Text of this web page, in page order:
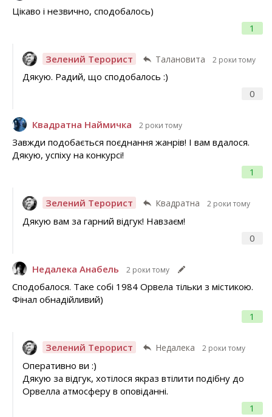
1
Цікаво і незвично, сподобалось)
Зелений Терорист Талановита 2 роки тому
0
Дякую. Радий, що сподобалось :)
Квадратна Наймичка 2 роки тому
1
Завжди подобається поєднання жанрів! І вам вдалося.
Дякую, успіху на конкурсі!
Зелений Терорист Квадратна 2 роки тому
0
Дякую вам за гарний відгук! Навзаєм!
Недалека Анабель 2 роки тому
1
Сподобалося. Таке собі 1984 Орвела тільки з містикою.
Фінал обнадійливий)
Зелений Терорист Недалека 2 роки тому
1
Оперативно ви :)
Дякую за відгук, хотілося якраз втілити подібну до
Орвелла атмосферу в оповіданні.